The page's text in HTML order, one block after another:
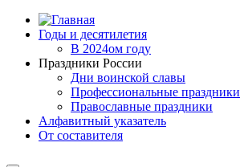
Годы и десятилетия
В 2024ом году
Праздники России
Дни воинской славы
Профессиональные праздники
Православные праздники
Алфавитный указатель
От составителя